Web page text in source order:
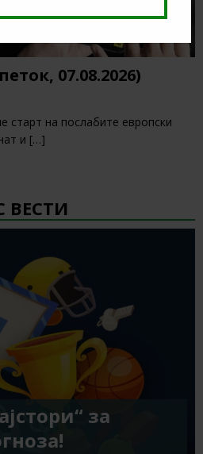
07.08.2026)
старт на послабите европски
и […]
ВЕСТИ
за